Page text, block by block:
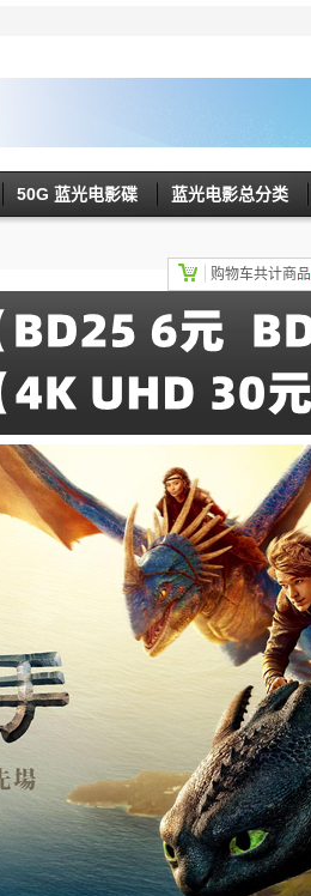
50G 蓝光电影碟 蓝光电影总分类
购物车共计商品